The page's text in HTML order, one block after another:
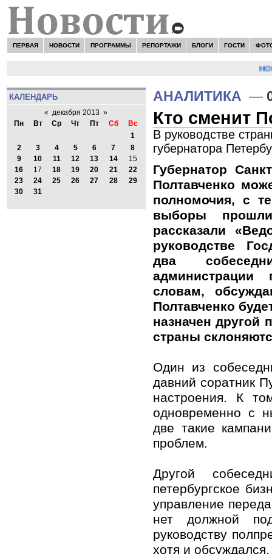
ПЕРВАЯ НОВОСТИ ПРОГРАММЫ РЕПОРТАЖИ БЛОГИ ГОСТИ
КАЛЕНДАРЬ
« декабря 2013 »
Пн
Вт Ср Чт Пт Сб
Вс
1
2
3 4 5 6 7
8
9
10 11 12 13 14
15
16
17 18 19 20 21
22
23
24 25 26 27 28
29
30
31
АНАЛИТИКА —
Кто сменит
В руководстве
губернатора
Губернатор
Полтавченко
полномочия, с
выборы
рассказали
руководстве
два
словам,
Полтавченко
назначен другой
страны
Один из
давний соратник
настроения. К
одновременно с
две такие
проблем.
Другой
петербургское
управление
нет должной
руководству
хотя и